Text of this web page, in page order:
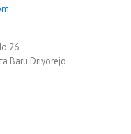
26
Baru Driyorejo